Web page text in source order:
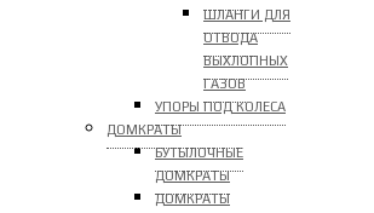
ШЛАНГИ ДЛЯ
ОТВОДА
ВЫХЛОПНЫХ
ГАЗОВ
УПОРЫ ПОД КОЛЕСА
ДОМКРАТЫ
БУТЫЛОЧНЫЕ
ДОМКРАТЫ
ДОМКРАТЫ